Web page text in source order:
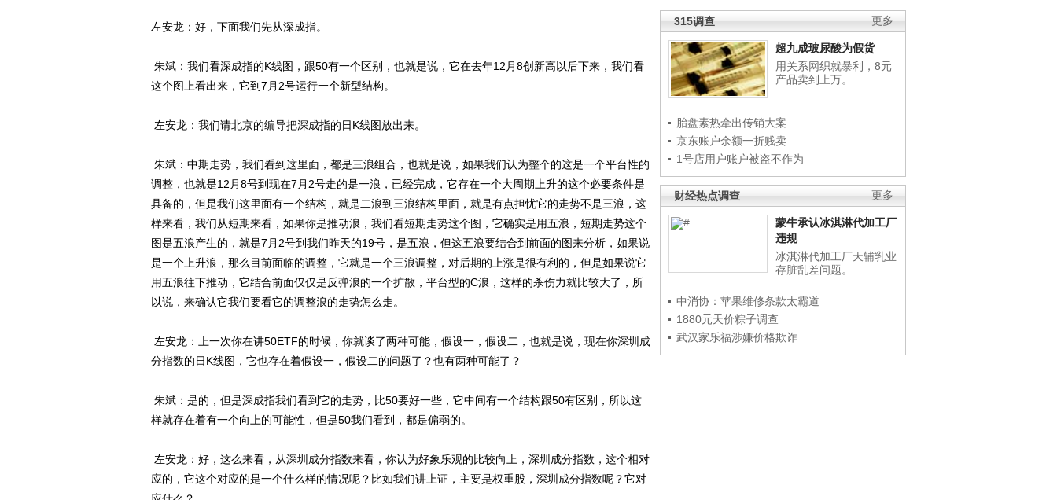
更多
315调查
超九成玻尿酸为假货
用关系网织就暴利，8元
产品卖到上万。
胎盘素热牵出传销大案
京东账户余额一折贱卖
1号店用户账户被盗不作为
更多
财经热点调查
蒙牛承认冰淇淋代加工厂
违规
冰淇淋代加工厂天辅乳业
存脏乱差问题。
中消协：苹果维修条款太霸道
1880元天价粽子调查
武汉家乐福涉嫌价格欺诈
左安龙：好，下面我们先从深成指。
朱斌：我们看深成指的K线图，跟50有一个区别，也就是说，它在去年12月8创新高以后下来，我们看
这个图上看出来，它到7月2号运行一个新型结构。
左安龙：我们请北京的编导把深成指的日K线图放出来。
朱斌：中期走势，我们看到这里面，都是三浪组合，也就是说，如果我们认为整个的这是一个平台性的
调整，也就是12月8号到现在7月2号走的是一浪，已经完成，它存在一个大周期上升的这个必要条件是
具备的，但是我们这里面有一个结构，就是二浪到三浪结构里面，就是有点担忧它的走势不是三浪，这
样来看，我们从短期来看，如果你是推动浪，我们看短期走势这个图，它确实是用五浪，短期走势这个
图是五浪产生的，就是7月2号到我们昨天的19号，是五浪，但这五浪要结合到前面的图来分析，如果说
是一个上升浪，那么目前面临的调整，它就是一个三浪调整，对后期的上涨是很有利的，但是如果说它
用五浪往下推动，它结合前面仅仅是反弹浪的一个扩散，平台型的C浪，这样的杀伤力就比较大了，所
以说，来确认它我们要看它的调整浪的走势怎么走。
左安龙：上一次你在讲50ETF的时候，你就谈了两种可能，假设一，假设二，也就是说，现在你深圳成
分指数的日K线图，它也存在着假设一，假设二的问题了？也有两种可能了？
朱斌：是的，但是深成指我们看到它的走势，比50要好一些，它中间有一个结构跟50有区别，所以这
样就存在着有一个向上的可能性，但是50我们看到，都是偏弱的。
左安龙：好，这么来看，从深圳成分指数来看，你认为好象乐观的比较向上，深圳成分指数，这个相对
应的，它这个对应的是一个什么样的情况呢？比如我们讲上证，主要是权重股，深圳成分指数呢？它对